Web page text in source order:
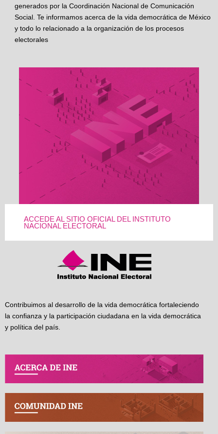
generados por la Coordinación Nacional de Comunicación
Social. Te informamos acerca de la vida democrática de México
y todo lo relacionado a la organización de los procesos
electorales
ACCEDE AL SITIO OFICIAL DEL INSTITUTO
NACIONAL ELECTORAL
Contribuimos al desarrollo de la vida democrática fortaleciendo
la confianza y la participación ciudadana en la vida democrática
y política del país.